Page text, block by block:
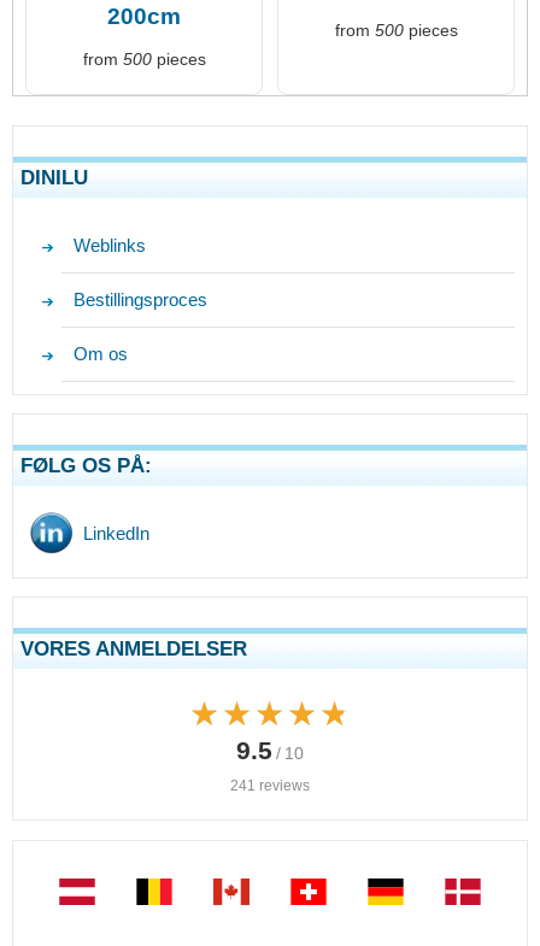
200cm
from 500pieces
from 500pieces
DINILU
Weblinks
Bestillingsproces
Om os
FØLG OS PÅ:
LinkedIn
VORES ANMELDELSER
★★★★★
★★★★★
9.5 / 10
241 reviews